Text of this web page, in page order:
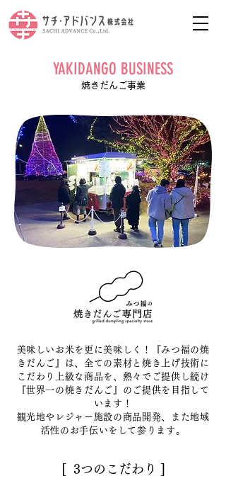
YAKIDANGO BUSINESS
焼きだんご事業
美味しいお米を更に美味しく！『みつ福の焼
きだんご』は、全ての素材と焼き上げ技術に
こだわり上級な商品を、熱々でご提供し続け
『世界一の焼きだんご』のご提供を目指して
います！
観光地やレジャー施設の商品開発、また地域
活性のお手伝いをして参ります。
[ 3つのこだわり ]